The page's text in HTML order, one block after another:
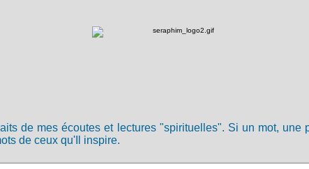
de mes écoutes et lectures "spirituelles". Si un mot, une
de ceux qu'Il inspire.